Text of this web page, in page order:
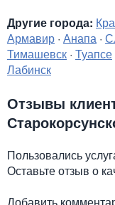
Другие города:
Армавир · Анапа ·
Тимашевск · Туапсе
Лабинск
Отзывы
Пользовались
Оставьте отзыв о